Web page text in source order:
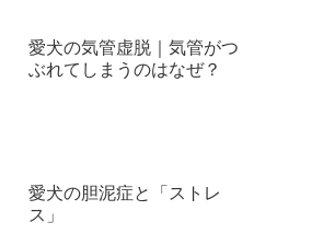
愛犬の気管虚脱｜気管がつ
ぶれてしまうのはなぜ？
愛犬の胆泥症と「ストレ
ス」